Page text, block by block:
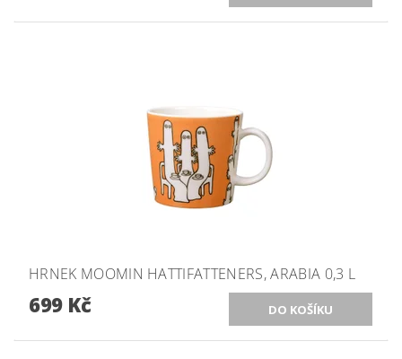
HRNEK MOOMIN HATTIFATTENERS, ARABIA 0,3 L
699 Kč